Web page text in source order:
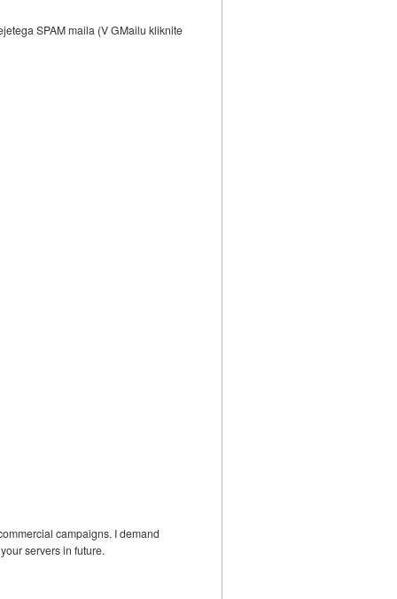
SPAM maila (V GMailu kliknite
campaigns. I demand
servers in future.